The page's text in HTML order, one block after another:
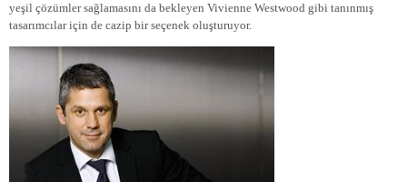
yeşil çözümler sağlamasını da bekleyen Vivienne Westwood gibi tanınmış
tasarımcılar için de cazip bir seçenek oluşturuyor.